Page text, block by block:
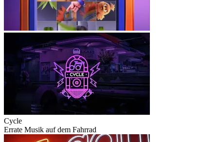
Cycle
Errate Musik auf dem Fahrrad